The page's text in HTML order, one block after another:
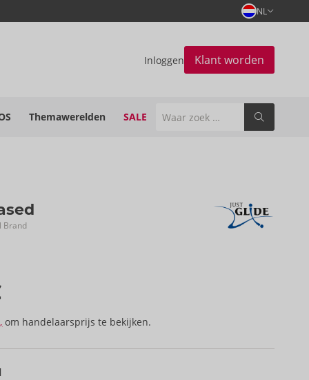
NL
Inloggen Klant worden
Themawerelden SALE
Brand
om handelaarsprijs te bekijken.